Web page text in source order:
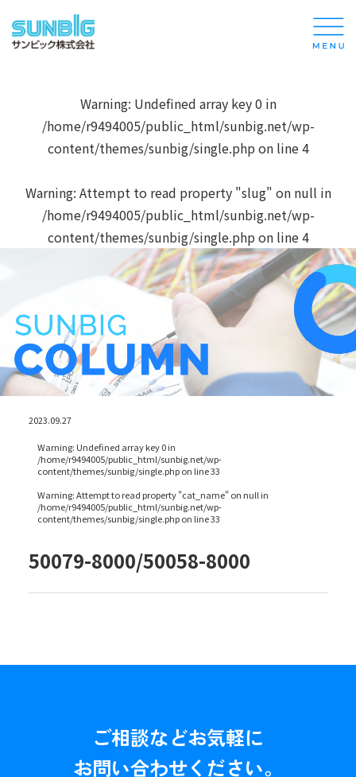
Warning: Undefined array key 0 in
/home/r9494005/public_html/sunbig.net/wp-
content/themes/sunbig/single.phpon line4
Warning: Attempt to read property "slug" on null in
/home/r9494005/public_html/sunbig.net/wp-
content/themes/sunbig/single.phpon line4
2023.09.27
Warning: Undefined array key 0 in
/home/r9494005/public_html/sunbig.net/wp-
content/themes/sunbig/single.phpon line33
Warning: Attempt to read property "cat_name" on null in
/home/r9494005/public_html/sunbig.net/wp-
content/themes/sunbig/single.phpon line33
50079-8000/50058-8000
ご相談などお気軽に
お問い合わせください。